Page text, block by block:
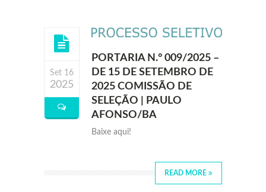
Set 16
2025
PORTARIA N.° 009/2025 –
DE 15 DE SETEMBRO DE
2025 COMISSÃO DE
SELEÇÃO | PAULO
AFONSO/BA
Baixe aqui!
READ MORE